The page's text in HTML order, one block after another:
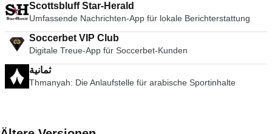
Scottsbluff Star-Herald
Umfassende Nachrichten-App für lokale Berichterstattung
Soccerbet VIP Club
Digitale Treue-App für Soccerbet-Kunden
ثمانية
Thmanyah: Die Anlaufstelle für arabische Sportinhalte